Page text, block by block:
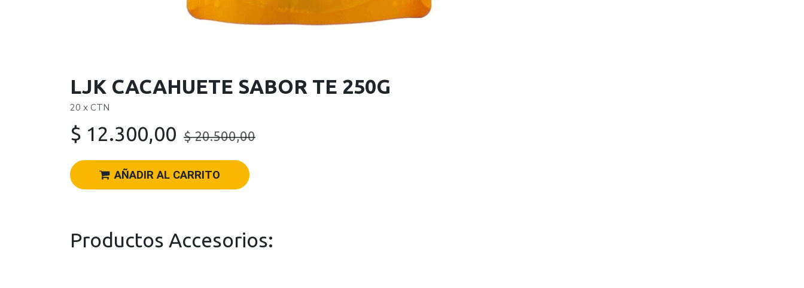
LJK CACAHUETE SABOR TE 250G
20 x CTN
$ 12.300,00 $20.500,00
AÑADIR AL CARRITO
Productos Accesorios: